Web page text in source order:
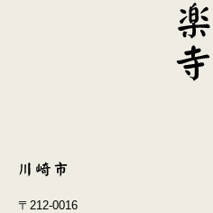
〒212-0016